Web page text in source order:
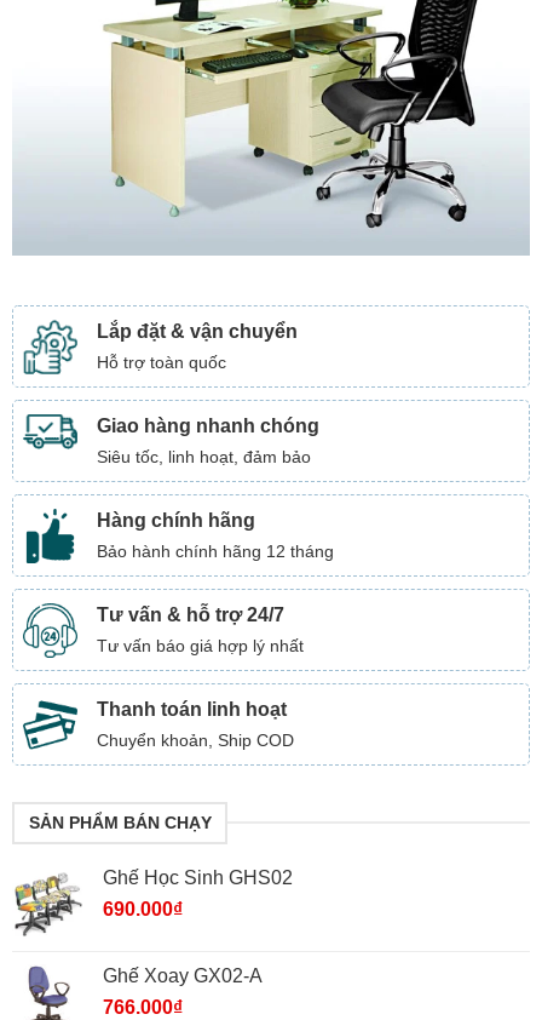
Lắp đặt & vận chuyển
Hỗ trợ toàn quốc
Giao hàng nhanh chóng
Siêu tốc, linh hoạt, đảm bảo
Hàng chính hãng
Bảo hành chính hãng 12 tháng
Tư vấn & hỗ trợ 24/7
Tư vấn báo giá hợp lý nhất
Thanh toán linh hoạt
Chuyển khoản, Ship COD
SẢN PHẨM BÁN CHẠY
Ghế Học Sinh GHS02
690.000₫
Ghế Xoay GX02-A
766.000₫